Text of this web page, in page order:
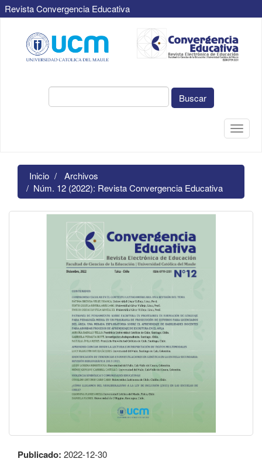
Revista Convergencia Educativa
principal
Contenido
principal
Buscar
Toggle
Inicio
Archivos
Núm. 12 (2022): Revista Convergencia Educativa
Publicado: 2022-12-30